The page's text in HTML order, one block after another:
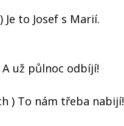
Je to Josef s Marií.
už půlnoc odbíjí!
) To nám třeba nabijí!